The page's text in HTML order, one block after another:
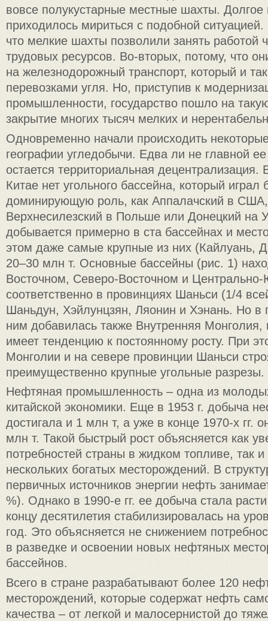
вовсе полукустарные местные шахты. Долгое
приходилось мириться с подобной
что мелкие шахты позволили занять работой
трудовых ресурсов. Во-вторых, потому, что
на железнодорожный транспорт, который и
перевозками угля. Но, приступив к
промышленности, государство пошло на
закрытие многих тысяч мелких и
Одновременно начали происходить
географии угледобычи. Едва ли не главной
остается территориальная
Китае нет угольного бассейна, который
доминирующую роль, как Аппалачский в
Верхнесилезский в Польше или Донецкий на
добывается примерно в ста бассейнах и
этом даже самые крупные из них (Кайлуань,
20–30 млн т. Основные бассейны (рис. 1)
Восточном, Северо-Восточном и
соответственно в провинциях Шаньси (1/4
Шаньдун, Хэйлунцзян, Ляонин и Хэнань. Но в
ним добавилась также Внутренняя Монголия,
имеет тенденцию к постоянному росту. При
Монголии и на севере провинции Шаньси
преимущественно крупные угольные разрезы.
Нефтяная промышленность – одна из
китайской экономики. Еще в 1953 г. добыча
достигала и 1 млн т, а уже в конце 1970-х гг.
млн т. Такой быстрый рост объясняется как
потребностей страны в жидком топливе, так
нескольких богатых месторождений. В
первичных источников энергии нефть
%). Однако в 1990-е гг. ее добыча стала
концу десятилетия стабилизировалась на
год. Это объясняется не снижением
в разведке и освоении новых нефтяных
бассейнов.
Всего в стране разрабатывают более 120
месторождений, которые содержат нефть
качества – от легкой и малосернистой до